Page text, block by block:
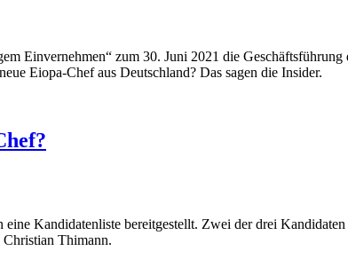
Einvernehmen“ zum 30. Juni 2021 die
Eiopa-Chef aus Deutschland? Das sagen die Insider.
Kandidatenliste bereitgestellt. Zwei der drei
Thimann.